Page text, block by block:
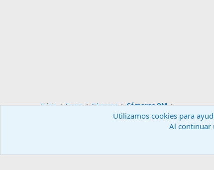
Inicio Foros Cámaras Cámaras OM
Utilizamos cookies para
Al continuar